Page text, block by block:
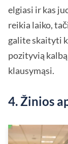
elgiasi ir kas
reikia laiko,
galite skaityti
pozityvią
klausymąsi.
4. Žinios